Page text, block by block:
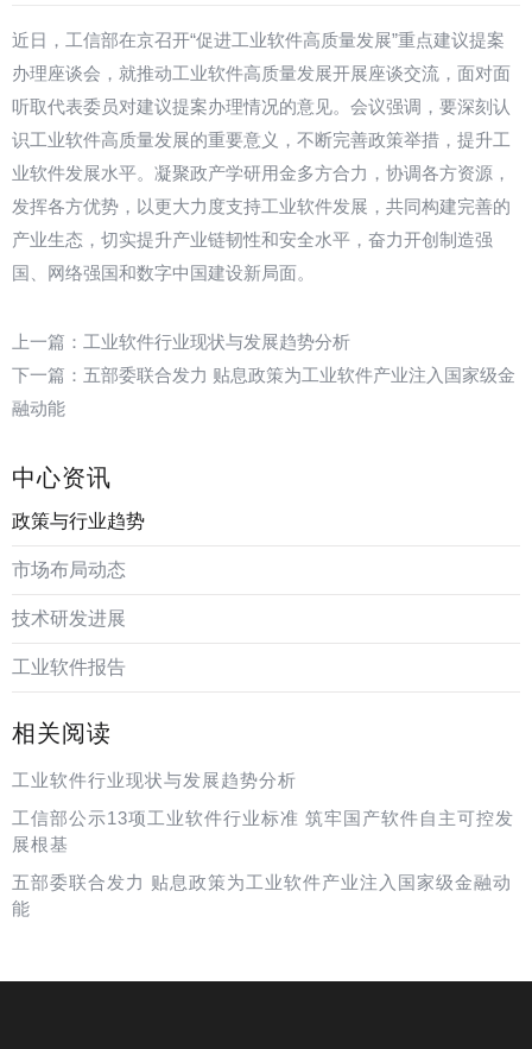
近日，工信部在京召开“促进工业软件高质量发展”重点建议提案
办理座谈会，就推动工业软件高质量发展开展座谈交流，面对面
听取代表委员对建议提案办理情况的意见。会议强调，要深刻认
识工业软件高质量发展的重要意义，不断完善政策举措，提升工
业软件发展水平。凝聚政产学研用金多方合力，协调各方资源，
发挥各方优势，以更大力度支持工业软件发展，共同构建完善的
产业生态，切实提升产业链韧性和安全水平，奋力开创制造强
国、网络强国和数字中国建设新局面。
上一篇： 工业软件行业现状与发展趋势分析
下一篇： 五部委联合发力 贴息政策为工业软件产业注入国家级金
融动能
中心资讯
政策与行业趋势
市场布局动态
技术研发进展
工业软件报告
相关阅读
工业软件行业现状与发展趋势分析
工信部公示13项工业软件行业标准 筑牢国产软件自主可控发
展根基
五部委联合发力 贴息政策为工业软件产业注入国家级金融动
能